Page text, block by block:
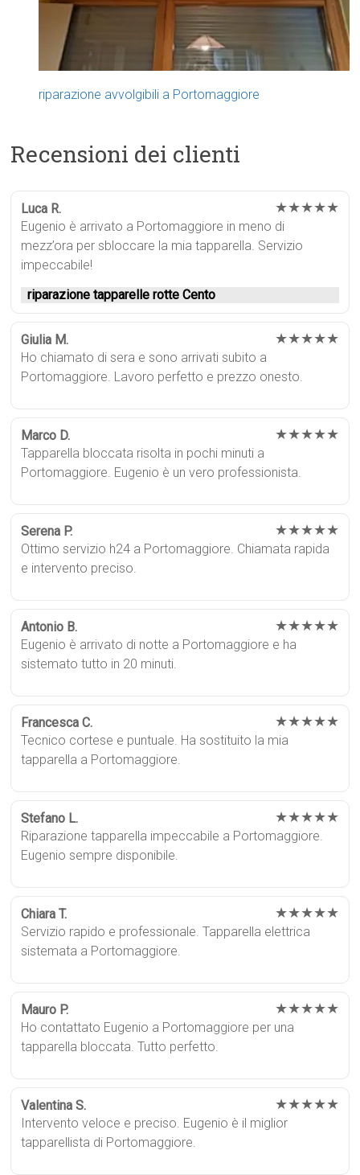
riparazione avvolgibili a Portomaggiore
Recensioni dei clienti
Luca R. ★★★★★
Eugenio è arrivato a Portomaggiore in meno di
mezz’ora per sbloccare la mia tapparella. Servizio
impeccabile!
riparazione tapparelle rotte Cento
Giulia M. ★★★★★
Ho chiamato di sera e sono arrivati subito a
Portomaggiore. Lavoro perfetto e prezzo onesto.
Marco D. ★★★★★
Tapparella bloccata risolta in pochi minuti a
Portomaggiore. Eugenio è un vero professionista.
Serena P. ★★★★★
Ottimo servizio h24 a Portomaggiore. Chiamata rapida
e intervento preciso.
Antonio B. ★★★★★
Eugenio è arrivato di notte a Portomaggiore e ha
sistemato tutto in 20 minuti.
Francesca C. ★★★★★
Tecnico cortese e puntuale. Ha sostituito la mia
tapparella a Portomaggiore.
Stefano L. ★★★★★
Riparazione tapparella impeccabile a Portomaggiore.
Eugenio sempre disponibile.
Chiara T. ★★★★★
Servizio rapido e professionale. Tapparella elettrica
sistemata a Portomaggiore.
Mauro P. ★★★★★
Ho contattato Eugenio a Portomaggiore per una
tapparella bloccata. Tutto perfetto.
Valentina S. ★★★★★
Intervento veloce e preciso. Eugenio è il miglior
tapparellista di Portomaggiore.